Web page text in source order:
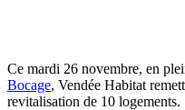
Ce mardi 26 novembre, en
Bocage, Vendée Habitat
revitalisation de 10 logements.